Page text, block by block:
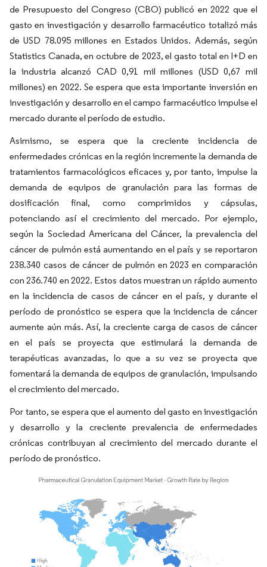
de Presupuesto del Congreso (CBO) publicó en 2022 que el
gasto en investigación y desarrollo farmacéutico totalizó más
de USD 78.095 millones en Estados Unidos. Además, según
Statistics Canada, en octubre de 2023, el gasto total en I+D en
la industria alcanzó CAD 0,91 mil millones (USD 0,67 mil
millones) en 2022. Se espera que esta importante inversión en
investigación y desarrollo en el campo farmacéutico impulse el
mercado durante el período de estudio.
Asimismo, se espera que la creciente incidencia de
enfermedades crónicas en la región incremente la demanda de
tratamientos farmacológicos eficaces y, por tanto, impulse la
demanda de equipos de granulación para las formas de
dosificación final, como comprimidos y cápsulas,
potenciando así el crecimiento del mercado. Por ejemplo,
según la Sociedad Americana del Cáncer, la prevalencia del
cáncer de pulmón está aumentando en el país y se reportaron
238.340 casos de cáncer de pulmón en 2023 en comparación
con 236.740 en 2022. Estos datos muestran un rápido aumento
en la incidencia de casos de cáncer en el país, y durante el
período de pronóstico se espera que la incidencia de cáncer
aumente aún más. Así, la creciente carga de casos de cáncer
en el país se proyecta que estimulará la demanda de
terapéuticas avanzadas, lo que a su vez se proyecta que
fomentará la demanda de equipos de granulación, impulsando
el crecimiento del mercado.
Por tanto, se espera que el aumento del gasto en investigación
y desarrollo y la creciente prevalencia de enfermedades
crónicas contribuyan al crecimiento del mercado durante el
período de pronóstico.